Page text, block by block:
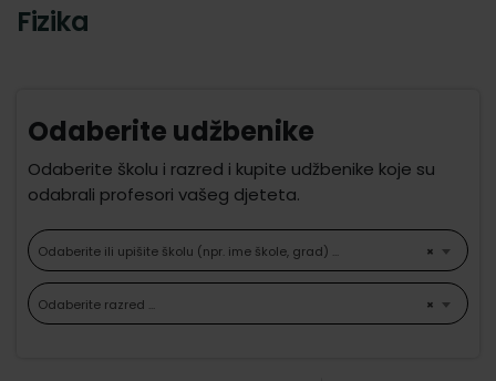
Fizika
Odaberite udžbenike
Odaberite školu i razred i kupite udžbenike koje su
odabrali profesori vašeg djeteta.
×
Odaberite ili upišite školu (npr. ime škole, grad) ...
×
Odaberite razred ...